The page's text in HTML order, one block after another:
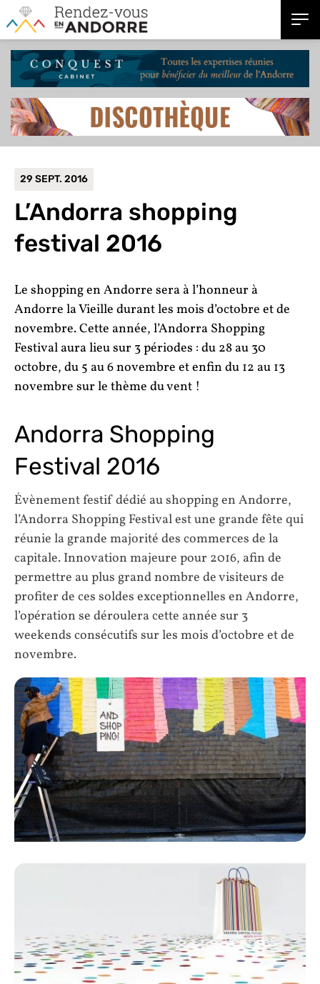
29 SEPT. 2016
L’Andorra shopping
festival 2016
Le shopping en Andorre sera à l’honneur à
Andorre la Vieille durant les mois d’octobre et de
novembre. Cette année, l’Andorra Shopping
Festival aura lieu sur 3 périodes : du 28 au 30
octobre, du 5 au 6 novembre et enfin du 12 au 13
novembre sur le thème du vent !
Andorra Shopping
Festival 2016
Évènement festif dédié au shopping en Andorre,
l’Andorra Shopping Festival est une grande fête qui
réunie la grande majorité des commerces de la
capitale. Innovation majeure pour 2016, afin de
permettre au plus grand nombre de visiteurs de
profiter de ces soldes exceptionnelles en Andorre,
l’opération se déroulera cette année sur 3
weekends consécutifs sur les mois d’octobre et de
novembre.